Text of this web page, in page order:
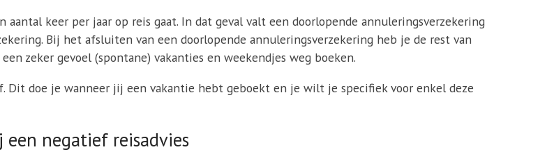
keer per jaar op reis gaat. In dat geval valt een doorlopende annuleringsverzekering
Bij het afsluiten van een doorlopende annuleringsverzekering heb je de rest van
zeker gevoel (spontane) vakanties en weekendjes weg boeken.
Dit doe je wanneer jij een vakantie hebt geboekt en je wilt je specifiek voor enkel deze
een negatief reisadvies